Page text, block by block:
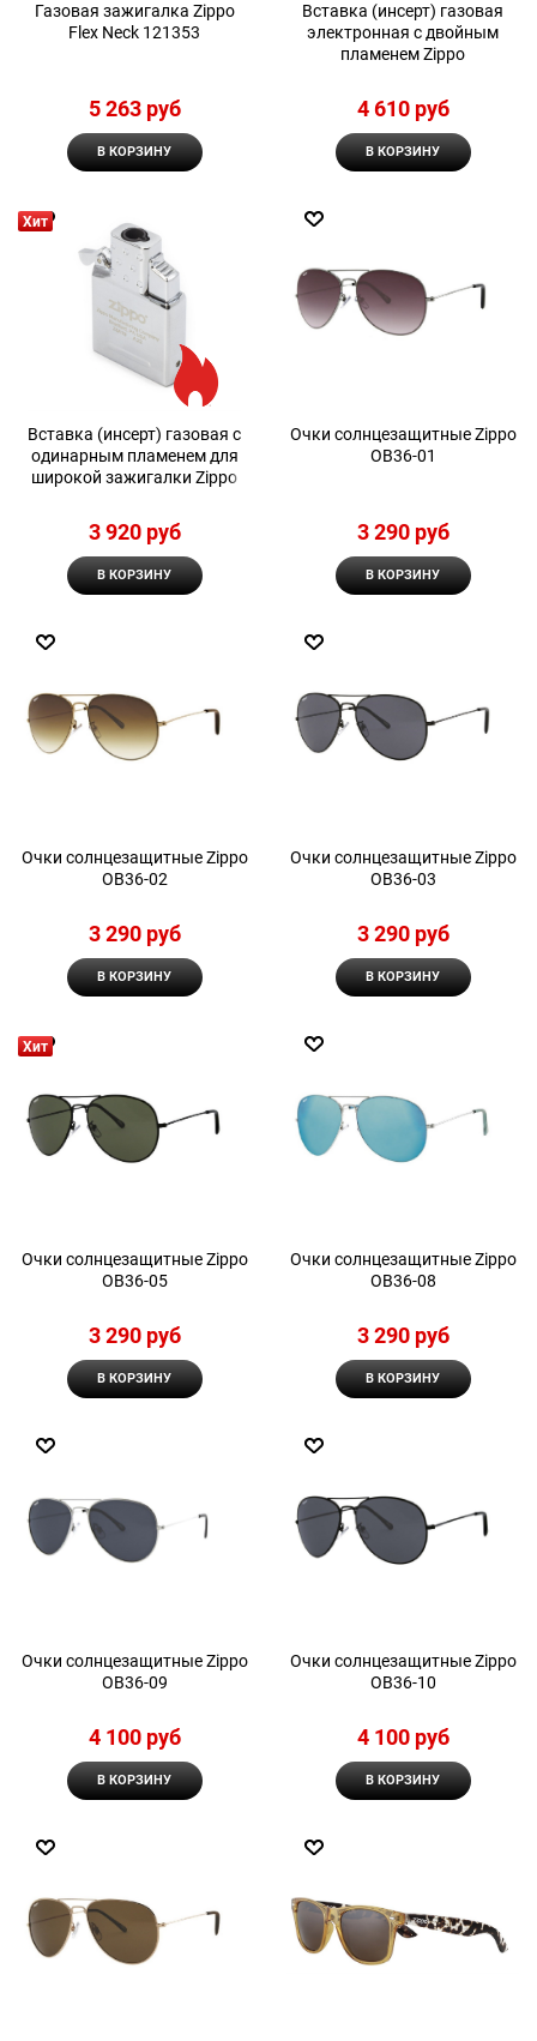
Газовая зажигалка Zippo
Flex Neck 121353
5 263 руб
В КОРЗИНУ
Вставка (инсерт) газовая
электронная с двойным
пламенем Zippo
4 610 руб
В КОРЗИНУ
Хит
Вставка (инсерт) газовая с
одинарным пламенем для
широкой зажигалки Zippo
3 920 руб
В КОРЗИНУ
Очки солнцезащитные Zippo
OB36-01
3 290 руб
В КОРЗИНУ
Очки солнцезащитные Zippo
OB36-02
3 290 руб
В КОРЗИНУ
Очки солнцезащитные Zippo
OB36-03
3 290 руб
В КОРЗИНУ
Хит
Очки солнцезащитные Zippo
OB36-05
3 290 руб
В КОРЗИНУ
Очки солнцезащитные Zippo
OB36-08
3 290 руб
В КОРЗИНУ
Очки солнцезащитные Zippo
OB36-09
4 100 руб
В КОРЗИНУ
Очки солнцезащитные Zippo
OB36-10
4 100 руб
В КОРЗИНУ